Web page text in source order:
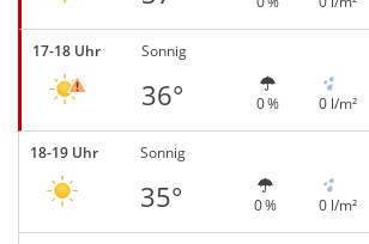
17-18 Uhr Sonnig
36° 0 % 0 l/m²
18-19 Uhr Sonnig
35° 0 % 0 l/m²